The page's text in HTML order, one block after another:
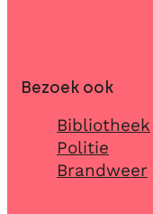
Bezoek ook
Bibliotheek
Politie
Brandweer